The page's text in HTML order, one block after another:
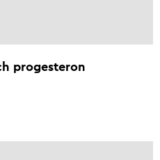
progesteron